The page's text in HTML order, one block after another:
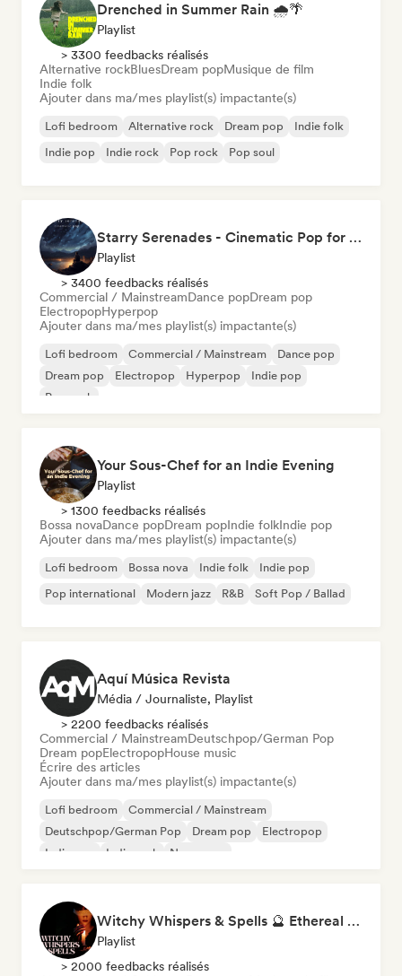
Drenched in Summer Rain 🌧️🌴
Playlist
> 3300 feedbacks réalisés
Alternative rockBluesDream popMusique de film
Indie folk
Ajouter dans ma/mes playlist(s) impactante(s)
Lofi bedroom Alternative rock Dream pop
Indie folk
Indie pop
Indie rock Pop rock Pop soul
Starry Serenades - Cinematic Pop for the Night Sky (by Indiemusicflix)
Playlist
> 3400 feedbacks réalisés
Commercial / MainstreamDance popDream pop
ElectropopHyperpop
Ajouter dans ma/mes playlist(s) impactante(s)
Lofi bedroom Commercial / Mainstream
Dance pop
Dream pop
Electropop Hyperpop
Indie pop
Pop rock
Your Sous-Chef for an Indie Evening
Playlist
> 1300 feedbacks réalisés
Bossa novaDance popDream popIndie folkIndie pop
Ajouter dans ma/mes playlist(s) impactante(s)
Lofi bedroom Bossa nova Indie folk
Indie pop
Pop international
Modern jazz R&B Soft Pop / Ballad
Aquí Música Revista
Média / Journaliste, Playlist
> 2200 feedbacks réalisés
Commercial / MainstreamDeutschpop/German Pop
Dream popElectropopHouse music
Écrire des articles
Ajouter dans ma/mes playlist(s) impactante(s)
Lofi bedroom
Commercial / Mainstream
Deutschpop/German Pop
Dream pop
Electropop
Indie pop
Indie rock New wave
Witchy Whispers & Spells 🔮 Ethereal Art Pop & Dream Pop
Playlist
> 2000 feedbacks réalisés